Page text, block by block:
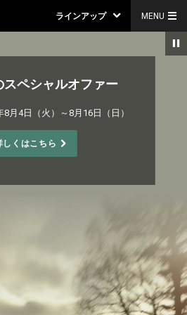
ラインアップ MENU
スペシャルオファー
月4日（火）～8月16日（日）
しくはこちら